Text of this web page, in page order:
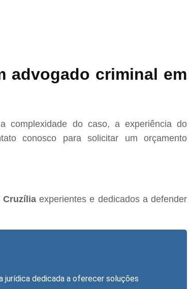
advogado criminal em
complexidade do caso, a experiência do
conosco para solicitar um orçamento
Cruzíliaexperientes e dedicados a defender
jurídica dedicada a oferecer soluções